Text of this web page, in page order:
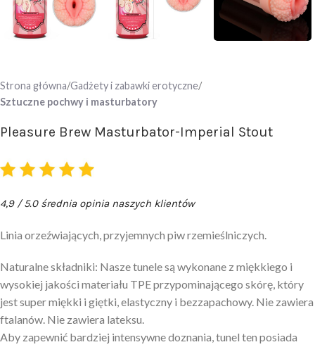
Strona główna Gadżety i zabawki erotyczne
Sztuczne pochwy i masturbatory
Pleasure Brew Masturbator-Imperial Stout
4,9 / 5.0 średnia opinia naszych klientów
Linia orzeźwiających, przyjemnych piw rzemieślniczych.
Naturalne składniki: Nasze tunele są wykonane z miękkiego i
wysokiej jakości materiału TPE przypominającego skórę, który
jest super miękki i giętki, elastyczny i bezzapachowy. Nie zawiera
ftalanów. Nie zawiera lateksu.
Aby zapewnić bardziej intensywne doznania, tunel ten posiada